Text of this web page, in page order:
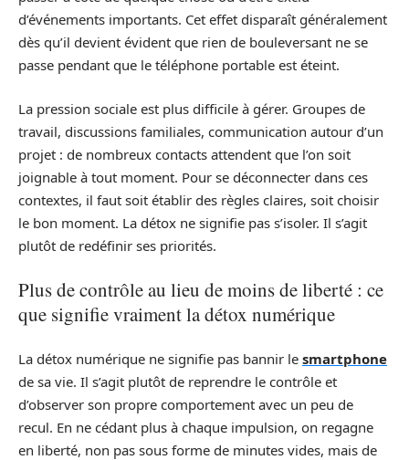
d’événements importants. Cet effet disparaît généralement
dès qu’il devient évident que rien de bouleversant ne se
passe pendant que le téléphone portable est éteint.
La pression sociale est plus difficile à gérer. Groupes de
travail, discussions familiales, communication autour d’un
projet : de nombreux contacts attendent que l’on soit
joignable à tout moment. Pour se déconnecter dans ces
contextes, il faut soit établir des règles claires, soit choisir
le bon moment. La détox ne signifie pas s’isoler. Il s’agit
plutôt de redéfinir ses priorités.
Plus de contrôle au lieu de moins de liberté : ce
que signifie vraiment la détox numérique
La détox numérique ne signifie pas bannir le smartphone
de sa vie. Il s’agit plutôt de reprendre le contrôle et
d’observer son propre comportement avec un peu de
recul. En ne cédant plus à chaque impulsion, on regagne
en liberté, non pas sous forme de minutes vides, mais de